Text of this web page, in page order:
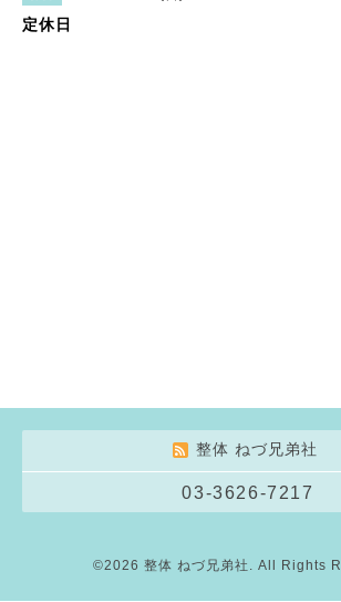
定休日
整体 ねづ兄弟社
03-3626-7217
©2026 整体 ねづ兄弟社 . All Rights